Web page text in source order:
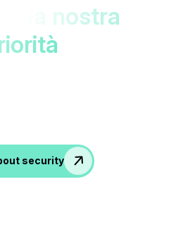
la nostra
security